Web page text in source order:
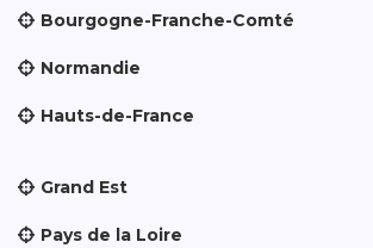
Bourgogne-Franche-Comté
Normandie
Hauts-de-France
Grand Est
Pays de la Loire